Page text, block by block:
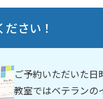
さい！
ご予約いただいた日
教室ではベテランの